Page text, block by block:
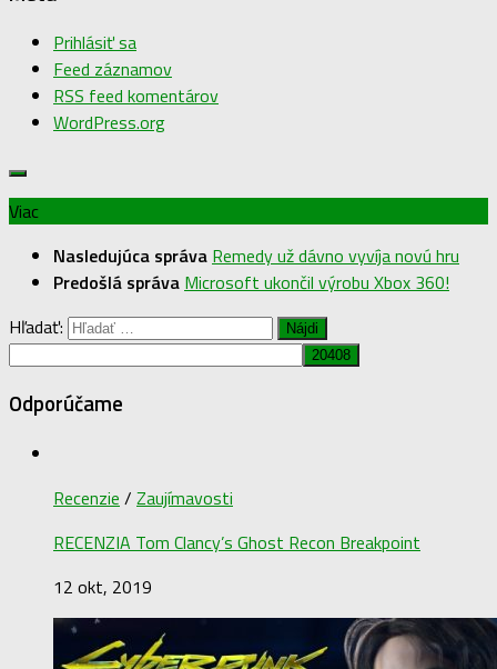
Prihlásiť sa
Feed záznamov
RSS feed komentárov
WordPress.org
Viac
Nasledujúca správa Remedy už dávno vyvíja novú hru
Predošlá správa Microsoft ukončil výrobu Xbox 360!
Hľadať:
Odporúčame
Recenzie / Zaujímavosti
RECENZIA Tom Clancy’s Ghost Recon Breakpoint
12 okt, 2019